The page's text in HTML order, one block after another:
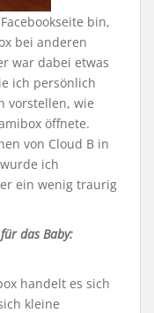
bin,
bei anderen
war dabei etwas
ich persönlich
vorstellen, wie
öffnete.
von Cloud B in
ich
ein wenig traurig
das Baby:
handelt es sich
kleine